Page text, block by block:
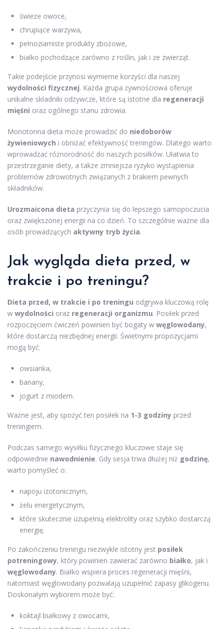
świeże owoce,
chrupiące warzywa,
pełnoziarniste produkty zbożowe,
białko pochodzące zarówno z roślin, jak i ze zwierząt.
Takie podejście przynosi wymierne korzyści dla naszej
wydolności fizycznej. Każda grupa żywnościowa oferuje
unikalne składniki odżywcze, które są istotne dla regeneracji
mięśni oraz ogólnego stanu zdrowia.
Monotonna dieta może prowadzić do niedoborów
żywieniowych i obniżać efektywność treningów. Dlatego warto
wprowadzać różnorodność do naszych posiłków. Ułatwia to
przestrzeganie diety, a także zmniejsza ryzyko wystąpienia
problemów zdrowotnych związanych z brakiem pewnych
składników.
Urozmaicona dieta przyczynia się do lepszego samopoczucia
oraz zwiększonej energii na co dzień. To szczególnie ważne dla
osób prowadzących aktywny tryb życia.
Jak wygląda dieta przed, w
trakcie i po treningu?
Dieta przed, w trakcie i po treningu odgrywa kluczową rolę
w wydolności oraz regeneracji organizmu. Posiłek przed
rozpoczęciem ćwiczeń powinien być bogaty w węglowodany,
które dostarczą niezbędnej energii. Świetnymi propozycjami
mogą być:
owsianka,
banany,
jogurt z miodem.
Ważne jest, aby spożyć ten posiłek na 1-3 godziny przed
treningiem.
Podczas samego wysiłku fizycznego kluczowe staje się
odpowiednie nawodnienie. Gdy sesja trwa dłużej niż godzinę,
warto pomyśleć o:
napoju izotonicznym,
żelu energetycznym,
które skutecznie uzupełnią elektrolity oraz szybko dostarczą
energię.
Po zakończeniu treningu niezwykle istotny jest posiłek
potreningowy, który powinien zawierać zarówno białko, jak i
węglowodany. Białko wspiera proces regeneracji mięśni,
natomiast węglowodany pozwalają uzupełnić zapasy glikogenu.
Doskonałym wyborem może być:
koktajl białkowy z owocami,